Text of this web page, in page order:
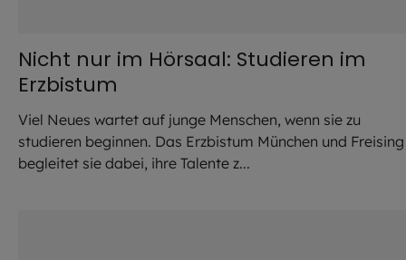
Nicht nur im Hörsaal: Studieren im
Erzbistum
Viel Neues wartet auf junge Menschen, wenn sie zu
studieren beginnen. Das Erzbistum München und Freising
begleitet sie dabei, ihre Talente z...